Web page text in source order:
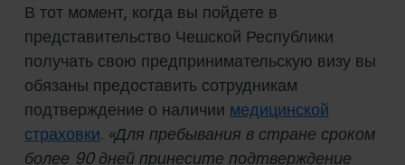
В тот момент, когда вы пойдете в
представительство Чешской Республики
получать свою предпринимательскую визу вы
обязаны предоставить сотрудникам
подтверждение о наличии медицинской
страховки. «Для пребывания в стране сроком
более 90 дней принесите подтверждение